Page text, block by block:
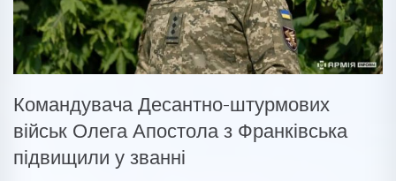
Командувача Десантно-штурмових
військ Олега Апостола з Франківська
підвищили у званні